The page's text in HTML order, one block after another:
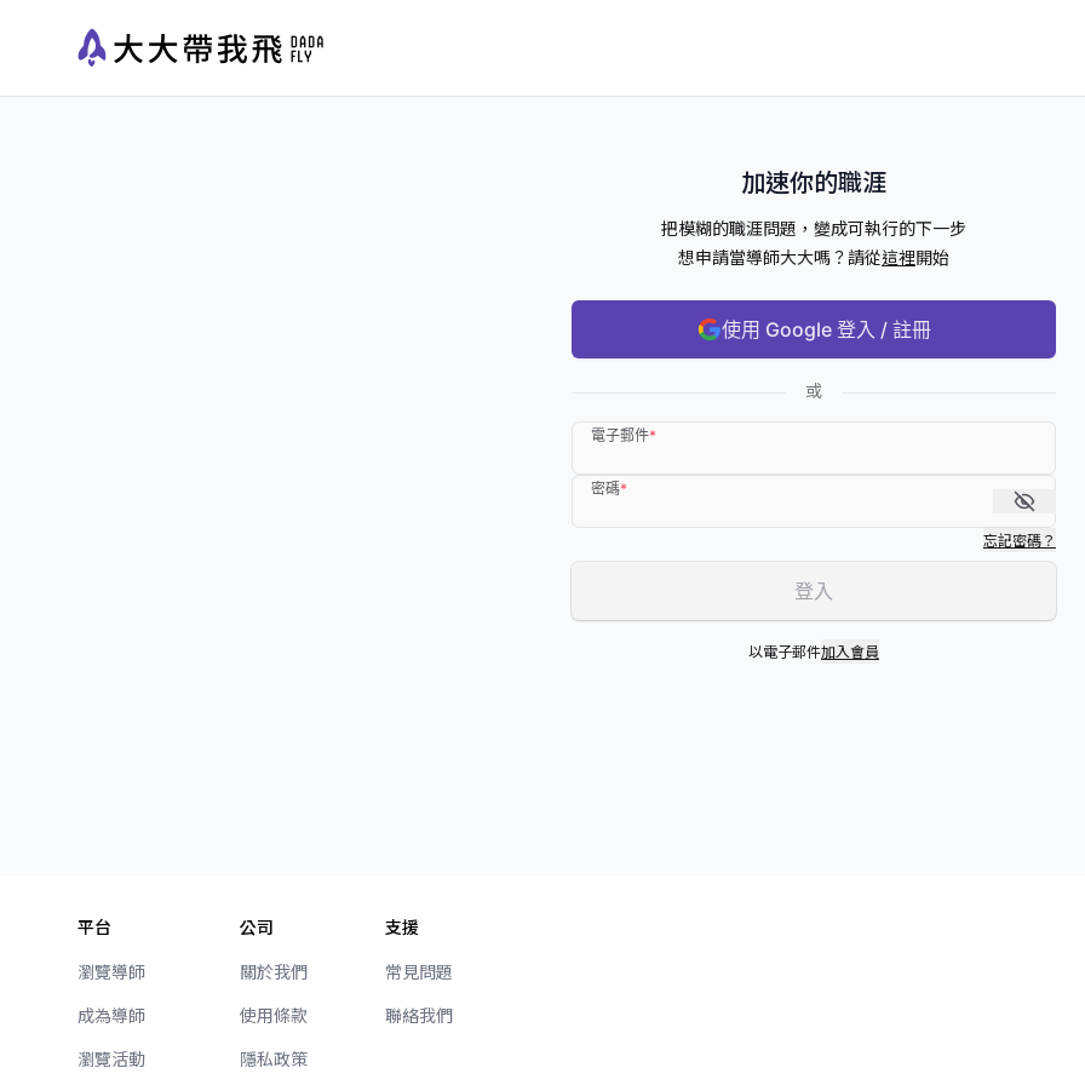
加速你的職涯
把模糊的職涯問題，變成可執行的下一步
想申請當導師大大嗎？請從這裡開始
使用 Google 登入 / 註冊
或
電子郵件*
密碼*
忘記密碼？
登入
以電子郵件加入會員
平台
瀏覽導師
成為導師
瀏覽活動
公司
關於我們
使用條款
隱私政策
支援
常見問題
聯絡我們